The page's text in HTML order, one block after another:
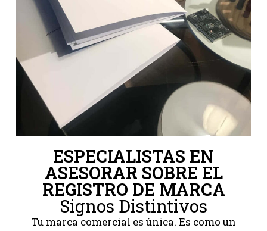
ESPECIALISTAS EN
ASESORAR SOBRE EL
REGISTRO DE MARCA
Signos Distintivos
Tu marca comercial es única. Es como un